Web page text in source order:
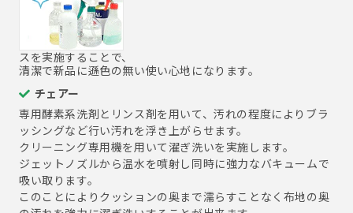
スを実施することで、
清潔で新品に遜色の無い使い心地になります。
チェアー
専用酵素系洗剤とリンス剤を用いて、汚れの程度によりブラ
ッシングなど行い汚れを浮き上がらせます。
クリーニング専用機を用いて濯ぎ洗いを実施します。
ジェットノズルから温水を噴射し同時に強力なバキュームで
吸い取ります。
このことによりクッションの奥まで濡らすことなく布地の奥